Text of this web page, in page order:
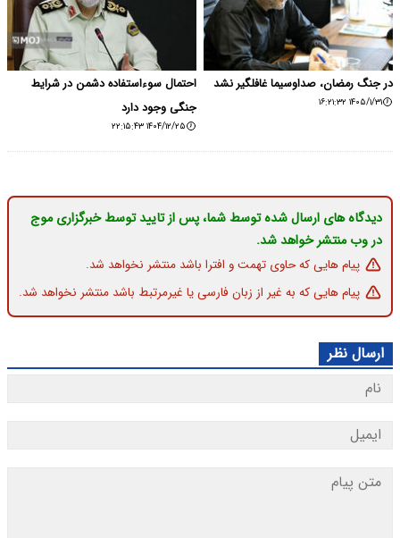
در جنگ رمضان، صداوسیما غافلگیر نشد
۱۴۰۵/۱/۳۱ ۱۶:۲۱:۳۲
احتمال سوءاستفاده دشمن در شرایط
جنگی وجود دارد
۱۴۰۴/۱۲/۲۵ ۲۲:۱۵:۴۳
دیدگاه های ارسال شده توسط شما، پس از تایید توسط خبرگزاری موج
در وب منتشر خواهد شد.
پیام هایی که حاوی تهمت و افترا باشد منتشر نخواهد شد.
پیام هایی که به غیر از زبان فارسی یا غیرمرتبط باشد منتشر نخواهد شد.
ارسال نظر